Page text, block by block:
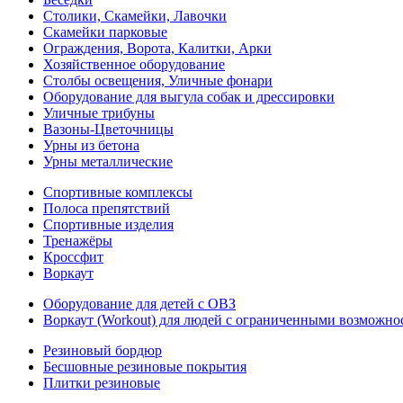
Столики, Скамейки, Лавочки
Скамейки парковые
Ограждения, Ворота, Калитки, Арки
Хозяйственное оборудование
Столбы освещения, Уличные фонари
Оборудование для выгула собак и дрессировки
Уличные трибуны
Вазоны-Цветочницы
Урны из бетона
Урны металлические
Спортивные комплексы
Полоса препятствий
Спортивные изделия
Тренажёры
Кроссфит
Воркаут
Оборудование для детей с ОВЗ
Воркаут (Workout) для людей с ограниченными
Резиновый бордюр
Бесшовные резиновые покрытия
Плитки резиновые